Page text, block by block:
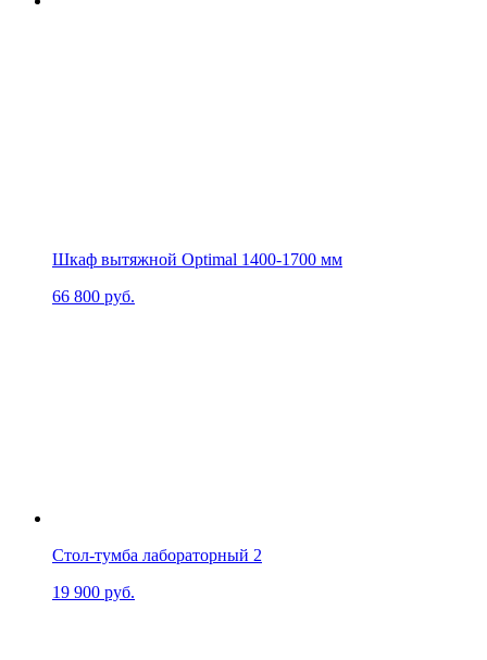
Шкаф вытяжной Optimal 1400-1700 мм
66 800 руб.
Стол-тумба лабораторный 2
19 900 руб.